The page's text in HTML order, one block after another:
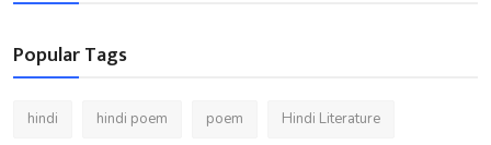
Popular Tags
hindi hindi poem poem Hindi Literature